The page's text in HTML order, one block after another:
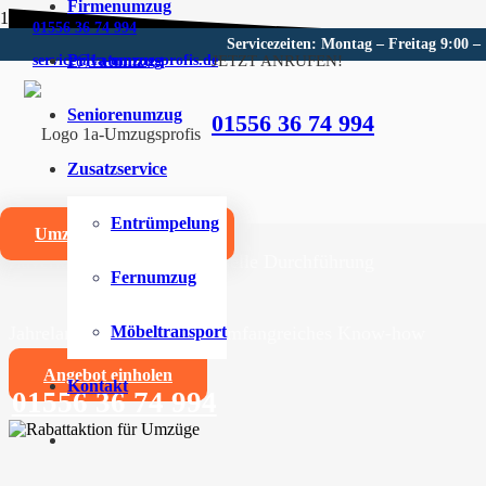
01556 36 74 994
service@1a-umzugsprofis.de
Servicezeiten: Montag – Freitag 9:00 –
JETZT ANRUFEN!
01556 36 74 994
Firmenumzug
Privatumzug
Seniorenumzug
Zusatzservice
Entrümpelung
Fernumzug
Möbeltransport
Kontakt
Umzugskostenrechner
Umzugsunternehmen für Bad
Wir sind Ihr kompetentes Umzugsunternehmen für Bad
Zuverlässige und professionelle Durchführung
Jahrelange Erfahrung und umfangreiches Know-how
Angebot einholen
01556 36 74 994